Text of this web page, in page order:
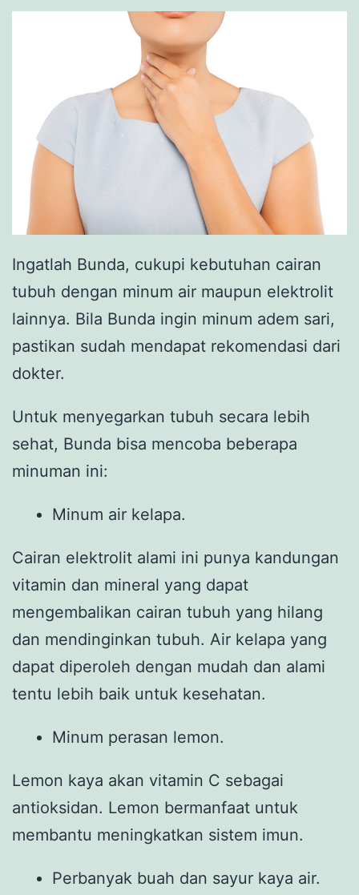
Ingatlah Bunda, cukupi kebutuhan cairan
tubuh dengan minum air maupun elektrolit
lainnya. Bila Bunda ingin minum adem sari,
pastikan sudah mendapat rekomendasi dari
dokter.
Untuk menyegarkan tubuh secara lebih
sehat, Bunda bisa mencoba beberapa
minuman ini:
Minum air kelapa.
Cairan elektrolit alami ini punya kandungan
vitamin dan mineral yang dapat
mengembalikan cairan tubuh yang hilang
dan mendinginkan tubuh. Air kelapa yang
dapat diperoleh dengan mudah dan alami
tentu lebih baik untuk kesehatan.
Minum perasan lemon.
Lemon kaya akan vitamin C sebagai
antioksidan. Lemon bermanfaat untuk
membantu meningkatkan sistem imun.
Perbanyak buah dan sayur kaya air.